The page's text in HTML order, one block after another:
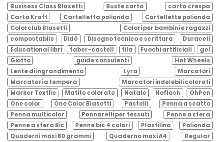
Business Class Blasetti
Buste carta
carta crespa
Carta Kraft
Cartelletta polionda
Cartellette polionda
Colorclub Blasetti
Colori per bambini e ragazzi
compostabile
Didò Disegno tecnico e scrittura
Duracell
Educational libri
faber-castell fila Fuochi artificiali
gel
Giotto
guide consulenti
Hot Wheels
Lente di ingrandimento
Lyra
Marcatori
Marcatori a tempera
Marcatori indelebili colorati
Marker Textile
Matite colorate Natale Noflash
OhPen
One color
One Color Blasetti Pastelli
Penna a scatto
Penna multicolor
Pennarelli per tessuti
Penne a sfera
Penne a sfera Bic
Penne bic 4 colori Plastilina
Polionda
Quaderni maxi 80 grammi
Quaderno maxi A4
Regular